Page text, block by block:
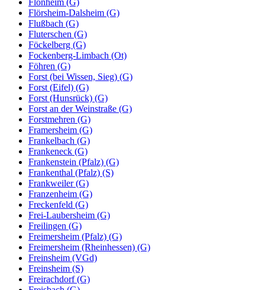
Flörsheim-Dalsheim (G)
Flußbach (G)
Fluterschen (G)
Föckelberg (G)
Fockenberg-Limbach (Ot)
Föhren (G)
Forst (bei Wissen, Sieg) (G)
Forst (Eifel) (G)
Forst (Hunsrück) (G)
Forst an der Weinstraße (G)
Forstmehren (G)
Framersheim (G)
Frankelbach (G)
Frankeneck (G)
Frankenstein (Pfalz) (G)
Frankenthal (Pfalz) (S)
Frankweiler (G)
Franzenheim (G)
Freckenfeld (G)
Frei-Laubersheim (G)
Freilingen (G)
Freimersheim (Pfalz) (G)
Freimersheim (Rheinhessen) (G)
Freinsheim (VGd)
Freinsheim (S)
Freirachdorf (G)